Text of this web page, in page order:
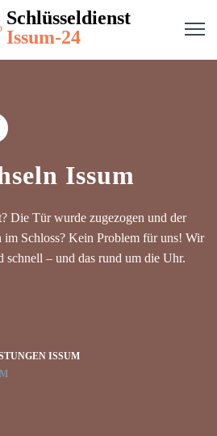
Schlüsseldienst
Issum-24
Issum
Die Tür wurde zugezogen und der
im Schloss? Kein Problem für uns! Wir
schnell – und das rund um die Uhr.
ISSUM